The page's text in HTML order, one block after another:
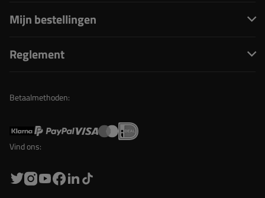
Mijn bestellingen
Reglement
Betaalmethoden:
Vind ons: